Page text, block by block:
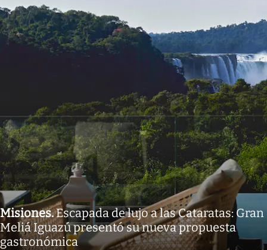
Misiones.Escapada de lujo a las Cataratas: Gran
Meliá Iguazú presentó su nueva propuesta
gastronómica